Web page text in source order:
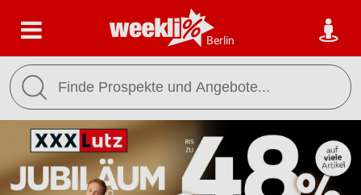
Berlin